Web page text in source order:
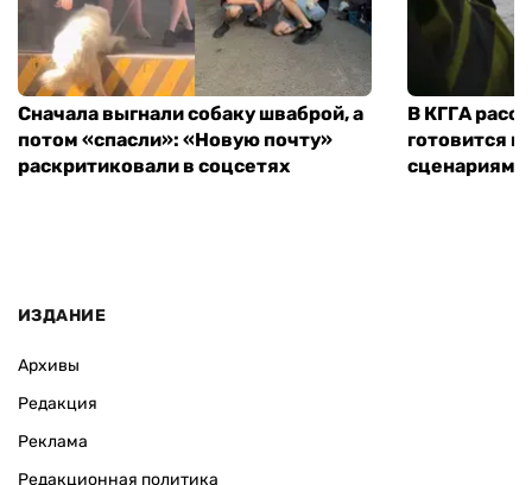
Сначала выгнали собаку шваброй, а
потом «спасли»: «Новую почту»
раскритиковали в соцсетях
В КГГА
готовится
сценариям
ИЗДАНИЕ
Архивы
Редакция
Реклама
Редакционная политика